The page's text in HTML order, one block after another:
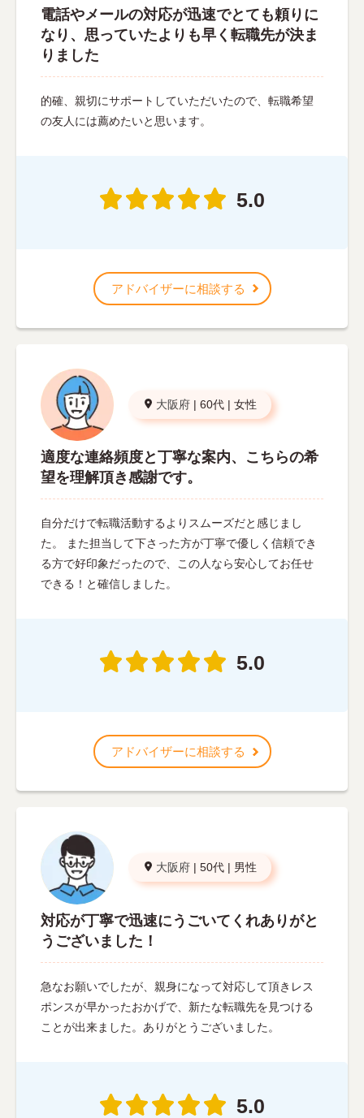
電話やメールの対応が迅速でとても頼りに
なり、思っていたよりも早く転職先が決ま
りました
的確、親切にサポートしていただいたので、転職希望
の友人には薦めたいと思います。
5.0
アドバイザーに相談する
大阪府 | 60代 | 女性
適度な連絡頻度と丁寧な案内、こちらの希
望を理解頂き感謝です。
自分だけで転職活動するよりスムーズだと感じまし
た。 また担当して下さった方が丁寧で優しく信頼でき
る方で好印象だったので、この人なら安心してお任せ
できる！と確信しました。
5.0
アドバイザーに相談する
大阪府 | 50代 | 男性
対応が丁寧で迅速にうごいてくれありがと
うございました！
急なお願いでしたが、親身になって対応して頂きレス
ポンスが早かったおかげで、新たな転職先を見つける
ことが出来ました。ありがとうございました。
5.0